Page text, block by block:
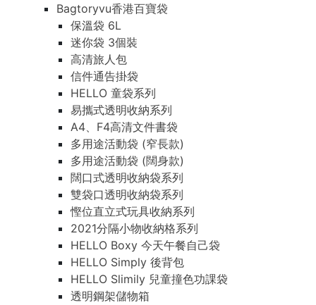
Bagtoryvu香港百寶袋
保溫袋 6L
迷你袋 3個裝
高清旅人包
信件通告掛袋
HELLO 童袋系列
易攜式透明收納系列
A4、F4高清文件書袋
多用途活動袋 (窄長款)
多用途活動袋 (闊身款)
闊口式透明收納袋系列
雙袋口透明收納袋系列
慳位直立式玩具收納系列
2021分隔小物收納格系列
HELLO Boxy 今天午餐自己袋
HELLO Simply 後背包
HELLO Slimily 兒童撞色功課袋
透明鋼架儲物箱